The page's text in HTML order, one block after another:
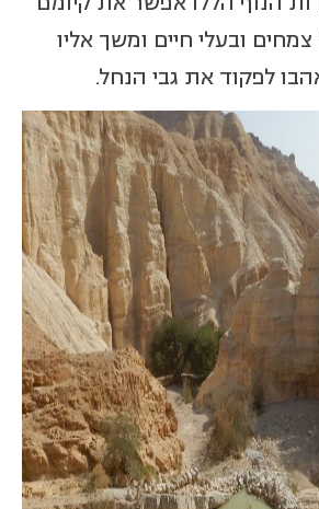
ובעלי חיים ומשך אליו
לפקוד את גבי הנחל.